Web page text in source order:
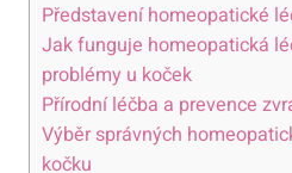
Představení homeopatické⁣
Jak funguje⁤ homeopatická
⁢problémy u koček
Přírodní léčba a prevence
Výběr⁣ správných
kočku